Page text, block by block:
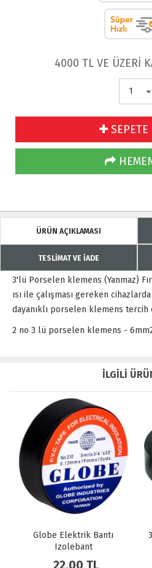
4000 TL VE ÜZERİ
SEPETE
ÜRÜN AÇIKLAMASI
TESLİMAT VE İADE
3'lü Porselen klemens (Yanmaz)
ısı ile çalışması gereken
dayanıklı porselen klemens tercih
2 no 3 lü porselen klemens -
İLGİLİ
Elektrik Bantı
3M
Pvc